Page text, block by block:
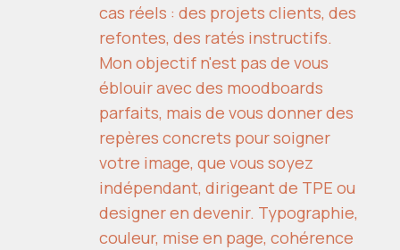
cas réels : des projets clients, des
refontes, des ratés instructifs.
Mon objectif n'est pas de vous
éblouir avec des moodboards
parfaits, mais de vous donner des
repères concrets pour soigner
votre image, que vous soyez
indépendant, dirigeant de TPE ou
designer en devenir. Typographie,
couleur, mise en page, cohérence